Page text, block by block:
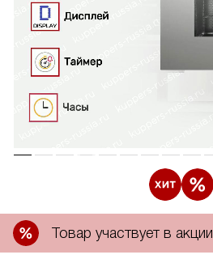
Товар участвует в акции